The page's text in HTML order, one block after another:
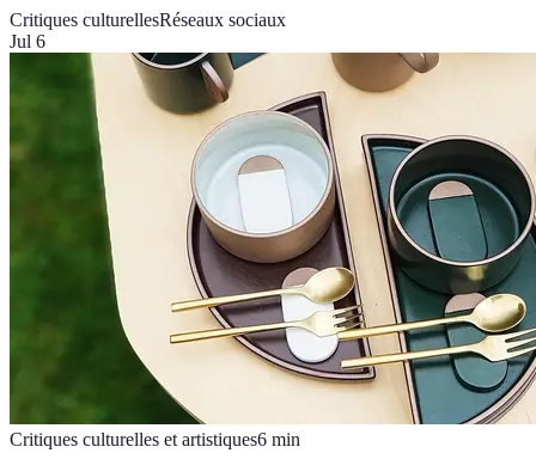
Critiques culturellesRéseaux sociaux
Jul 6
Critiques culturelles et artistiques6 min